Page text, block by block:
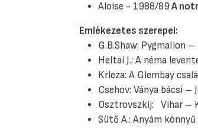
Aloise - 1988/89A
Emlékezetes szerepei:
G.B.Shaw: Pygmalion –
Heltai J.: A néma
Krleza: A Glembay
Csehov: Ványa bácsi –
Osztrovszkij: Vihar –
Sütő A.: Anyám